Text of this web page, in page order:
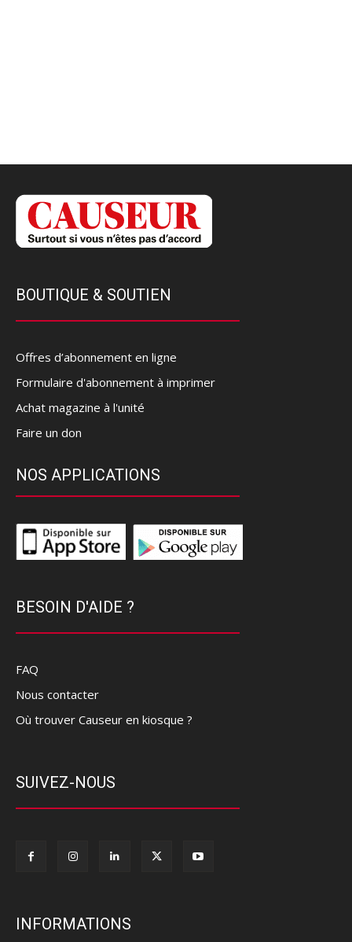
BOUTIQUE & SOUTIEN
Offres d’abonnement en ligne
Formulaire d'abonnement à imprimer
Achat magazine à l'unité
Faire un don
NOS APPLICATIONS
BESOIN D'AIDE ?
FAQ
Nous contacter
Où trouver Causeur en kiosque ?
SUIVEZ-NOUS
INFORMATIONS